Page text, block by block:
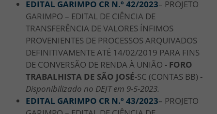
EDITAL GARIMPO CR N.º 42/2023– PROJETO
GARIMPO – EDITAL DE CIÊNCIA DE
TRANSFERÊNCIA DE VALORES ÍNFIMOS
PROVENIENTES DE PROCESSOS ARQUIVADOS
DEFINITIVAMENTE ATÉ 14/02/2019 PARA FINS
DE CONVERSÃO DE RENDA À UNIÃO - FORO
TRABALHISTA DE SÃO JOSÉ-SC (CONTAS BB) -
Disponibilizado no DEJT em 9-5-2023.
EDITAL GARIMPO CR N.º 43/2023– PROJETO